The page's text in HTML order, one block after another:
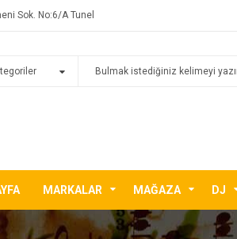
Sok. No:6/A Tunel
MARKALAR MAĞAZA DJ